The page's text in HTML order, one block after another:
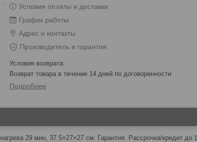
Условия оплаты и доставки
График работы
Адрес и контакты
Производитель и гарантия
возврат товара в течение 14 дней по договоренности
Подробнее
29 мин, 37.5×27×27 см. Гарантия. Рассрочка/кредит до